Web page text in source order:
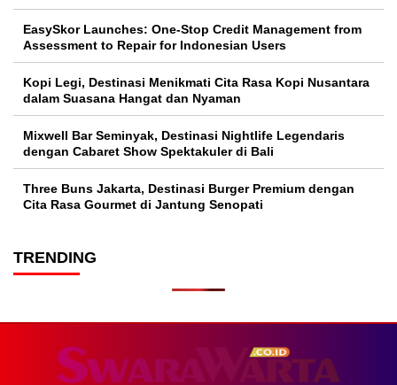
EasySkor Launches: One-Stop Credit Management from
Assessment to Repair for Indonesian Users
Kopi Legi, Destinasi Menikmati Cita Rasa Kopi Nusantara
dalam Suasana Hangat dan Nyaman
Mixwell Bar Seminyak, Destinasi Nightlife Legendaris
dengan Cabaret Show Spektakuler di Bali
Three Buns Jakarta, Destinasi Burger Premium dengan
Cita Rasa Gourmet di Jantung Senopati
TRENDING